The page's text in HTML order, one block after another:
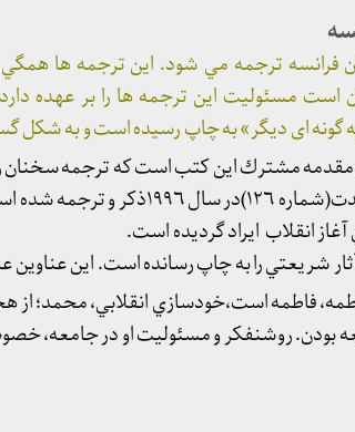
فرانسه ترجمه مي شود. اين ترجمه ها همگي
است مسئوليت این ترجمه ها را بر عهده
گونه ای دیگر» به چاپ رسیده است و به شکل
مشترك اين كتب است كه ترجمه سخنان
است. اين سخنان به نقل از مجله الوحدت(شماره ١٢٦)در سال
انقلاب ايراد گرديده است.
آثار شريعتي را به چاپ رسانده است. اين عناوين
فاطمه است،خودسازي انقلابي، محمد؛ از
روشنفكر و مسئوليت او در جامعه،